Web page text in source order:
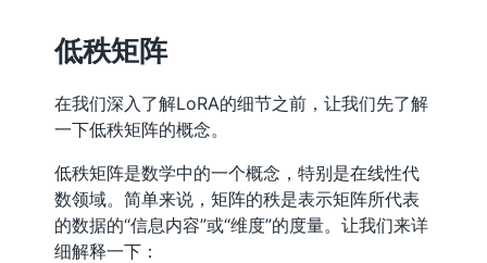
低秩矩阵
在我们深入了解LoRA的细节之前，让我们先了解
一下低秩矩阵的概念。
低秩矩阵是数学中的一个概念，特别是在线性代
数领域。简单来说，矩阵的秩是表示矩阵所代表
的数据的“信息内容”或“维度”的度量。让我们来详
细解释一下：